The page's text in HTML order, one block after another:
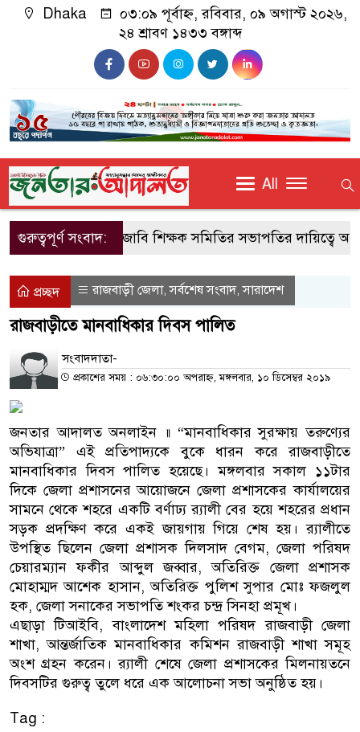
Dhaka
০৩:০৯ পূর্বাহ্ন, রবিবার, ০৯ অগাস্ট ২০২৬,
২৪ শ্রাবণ ১৪৩৩ বঙ্গাব্দ
All
গুরুত্বপূর্ণ সংবাদ: জাবি শিক্ষক সমিতির সভাপতির দায়িত্বে
প্রচ্ছদ রাজবাড়ী জেলা,সর্বশেষ সংবাদ,সারাদেশ
রাজবাড়ীতে মানবাধিকার দিবস পালিত
সংবাদদাতা-
প্রকাশের সময় : ০৬:৩০:০০ অপরাহ্ন, মঙ্গলবার, ১০ ডিসেম্বর ২০১৯
জনতার আদালত অনলাইন ॥ “মানবাধিকার সুরক্ষায় তরুণ্যের
অভিযাত্রা” এই প্রতিপাদ্যকে বুকে ধারন করে রাজবাড়ীতে
মানবাধিকার দিবস পালিত হয়েছে। মঙ্গলবার সকাল ১১টার
দিকে জেলা প্রশাসনের আয়োজনে জেলা প্রশাসকের কার্যালয়ের
সামনে থেকে শহরে একটি বর্ণাঢ্য র‌্যালী বের হয়ে শহরের প্রধান
সড়ক প্রদক্ষিণ করে একই জায়গায় গিয়ে শেষ হয়। র‌্যালীতে
উপস্থিত ছিলেন জেলা প্রশাসক দিলসাদ বেগম, জেলা পরিষদ
চেয়ারম্যান ফকীর আব্দুল জব্বার, অতিরিক্ত জেলা প্রশাসক
মোহাম্মদ আশেক হাসান, অতিরিক্ত পুলিশ সুপার মোঃ ফজলুল
হক, জেলা সনাকের সভাপতি শংকর চন্দ্র সিনহা প্রমূখ।
এছাড়া টিআইবি, বাংলাদেশ মহিলা পরিষদ রাজবাড়ী জেলা
শাখা, আন্তর্জাতিক মানবাধিকার কমিশন রাজবাড়ী শাখা সমূহ
অংশ গ্রহন করেন। র‌্যালী শেষে জেলা প্রশাসকের মিলনায়তনে
দিবসটির গুরুত্ব তুলে ধরে এক আলোচনা সভা অনুষ্ঠিত হয়।
Tag :